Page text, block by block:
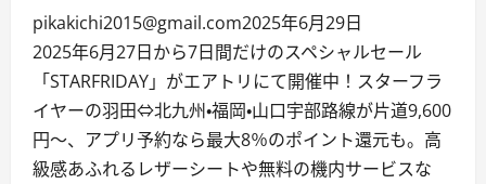
pikakichi2015@gmail.com2025年6月29日
2025年6月27日から7日間だけのスペシャルセール
「STARFRIDAY」がエアトリにて開催中！スターフラ
イヤーの羽田⇔北九州・福岡・山口宇部路線が片道9,600
円〜、アプリ予約なら最大8％のポイント還元も。高
級感あふれるレザーシートや無料の機内サービスな